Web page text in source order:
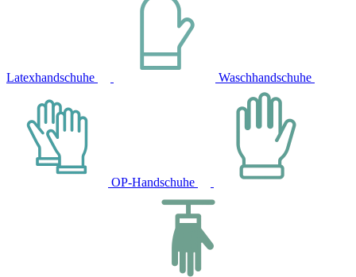
Latexhandschuhe Waschhandschuhe
OP-Handschuhe